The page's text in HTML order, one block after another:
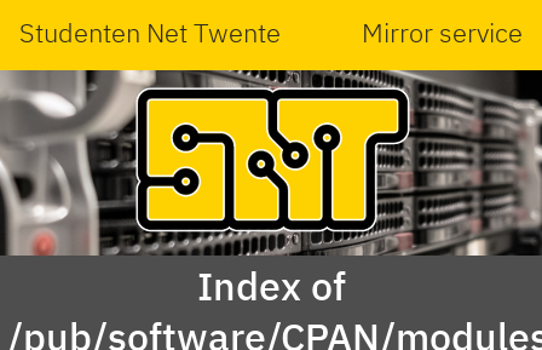
Studenten Net Twente Mirror service
Index of
/pub/software/CPAN/